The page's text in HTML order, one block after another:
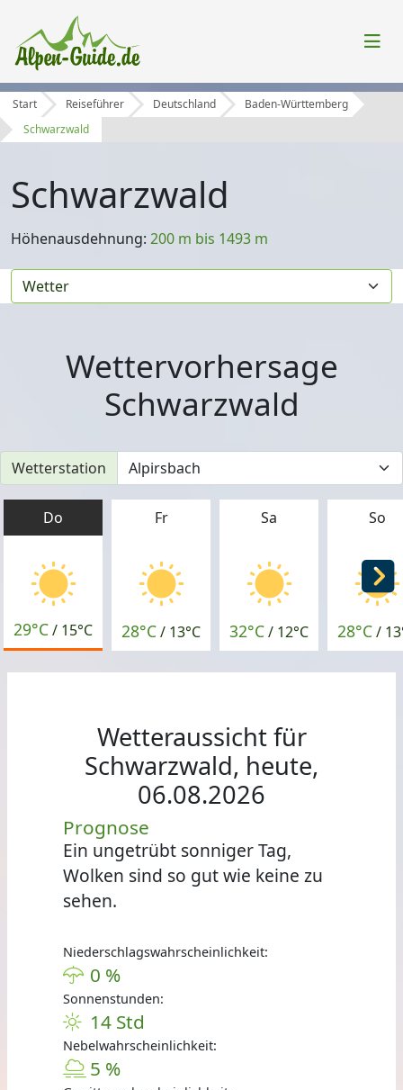
Start Reiseführer Deutschland
Baden-Württemberg
Schwarzwald
Schwarzwald
Höhenausdehnung: 200 m bis 1493 m
Wettervorhersage
Schwarzwald
Wetterstation
Do
29°C/ 15°C
Fr
28°C/ 13°C
Sa
32°C/ 12°C
So
28°C/
Wetteraussicht für
Schwarzwald, heute,
06.08.2026
Prognose
Ein ungetrübt sonniger Tag,
Wolken sind so gut wie keine zu
sehen.
Niederschlagswahrscheinlichkeit:
0 %
Sonnenstunden:
14 Std
Nebelwahrscheinlichkeit:
5 %